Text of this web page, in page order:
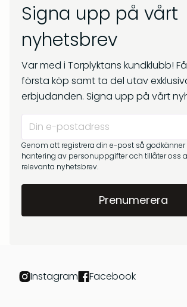
Salvia & Viol – Tvål &
bodywash 500 ml
Barrskog –
Barrskog – Doftpinnar
Kontakt
Om oss
Frågor & svar
Signa upp på vårt
nyhetsbrev
Var med i Torplyktans kundklubb!
första köp samt ta del utav
erbjudanden. Signa upp på vårt
Genom att registrera din e-post så godkänner
hantering av personuppgifter och tillåter oss
relevanta nyhetsbrev.
Instagram Facebook